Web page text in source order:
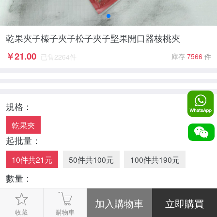
乾果夾子榛子夾子松子夾子堅果開口器核桃夾
￥21.00 已售 2264件 庫存 7566 件
規格：
乾果夾
起批量：
10件共21元 50件共100元 100件共190元
數量：
-
+
收藏 購物車